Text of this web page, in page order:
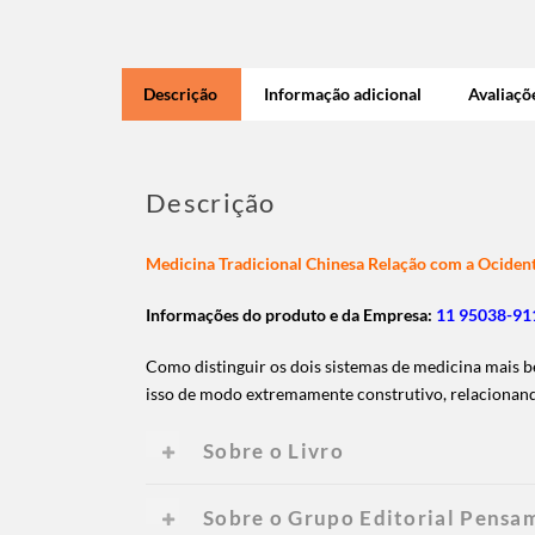
Descrição Informação adicional
Descrição
Medicina Tradicional Chinesa Relação com a
Informações do produto e da Empresa: 11 95038-
Como distinguir os dois sistemas de medicina mais
isso de modo extremamente construtivo,
Sobre o Livro
Sobre o Grupo Editorial